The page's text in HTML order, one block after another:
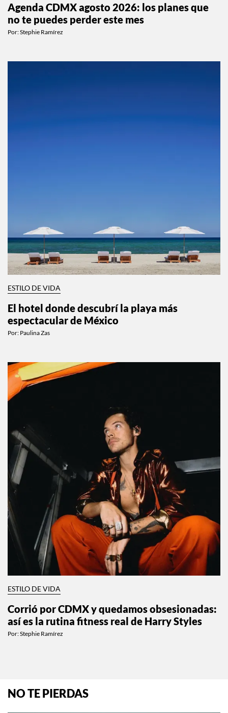
Agenda CDMX agosto 2026: los planes que
no te puedes perder este mes
Por:Stephie Ramírez
ESTILO DE VIDA
El hotel donde descubrí la playa más
espectacular de México
Por: Paulina Zas
ESTILO DE VIDA
Corrió por CDMX y quedamos obsesionadas:
así es la rutina fitness real de Harry Styles
Por:Stephie Ramírez
NO TE PIERDAS